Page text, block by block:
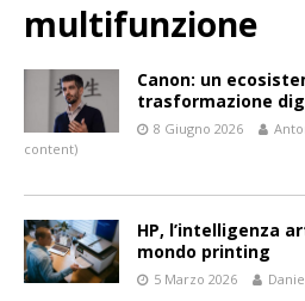
multifunzione
Canon: un
trasformazione
8 Giugno 2026
content)
HP, l’intelligenza
mondo printing
5 Marzo 2026